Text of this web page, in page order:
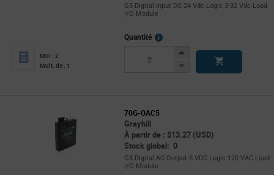
G5 Digital Input DC 24 Vdc Logic 3-32 Vdc Load
I/O Module
Min : 2
Mult. de : 1
Quantité
More
Increase
Decrease
70G-OAC5
Grayhill
À partir de : $13.27 (USD)
Stock global: 0
G5 Digital AC Output 5 VDC Logic 120 VAC Load
I/O Module